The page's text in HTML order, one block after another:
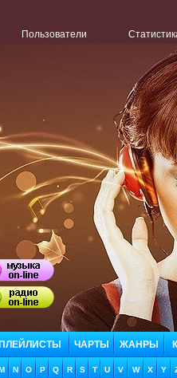
Пользователи
ПЛЕЙЛИСТЫ ЧАРТЫ ЖАНРЫ
N O P Q R S T U V W X Y